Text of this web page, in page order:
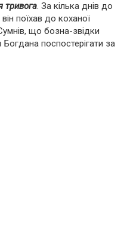
тривога. За кілька днів до
поїхав до коханої
що бозна-звідки
Богдана поспостерігати за